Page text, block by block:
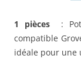
1 pièces
:
compatible
idéale pour une